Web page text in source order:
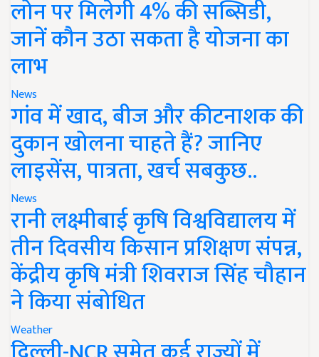
लोन पर मिलेगी 4% की सब्सिडी,
जानें कौन उठा सकता है योजना का
लाभ
News
गांव में खाद, बीज और कीटनाशक की
दुकान खोलना चाहते हैं? जानिए
लाइसेंस, पात्रता, खर्च सबकुछ..
News
रानी लक्ष्मीबाई कृषि विश्वविद्यालय में
तीन दिवसीय किसान प्रशिक्षण संपन्न,
केंद्रीय कृषि मंत्री शिवराज सिंह चौहान
ने किया संबोधित
Weather